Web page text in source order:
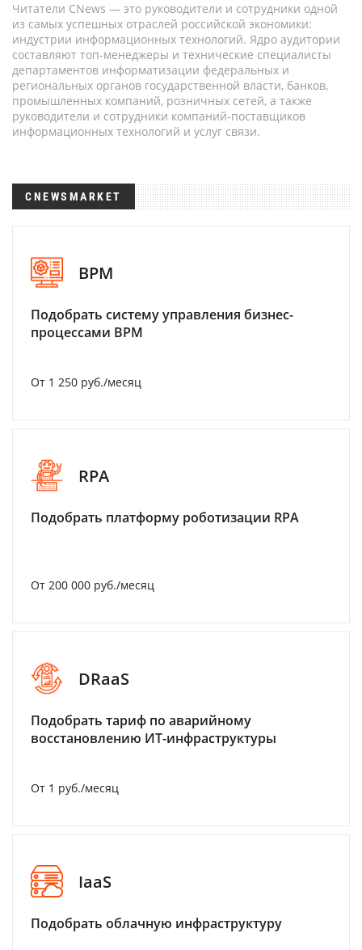
Читатели CNews — это руководители и сотрудники одной
из самых успешных отраслей российской экономики:
индустрии информационных технологий. Ядро аудитории
составляют топ-менеджеры и технические специалисты
департаментов информатизации федеральных и
региональных органов государственной власти, банков,
промышленных компаний, розничных сетей, а также
руководители и сотрудники компаний-поставщиков
информационных технологий и услуг связи.
CNEWSMARKET
BPM
Подобрать систему управления бизнес-
процессами BPM
От 1 250 руб./месяц
RPA
Подобрать платформу роботизации RPA
От 200 000 руб./месяц
DRaaS
Подобрать тариф по аварийному
восстановлению ИТ-инфраструктуры
От 1 руб./месяц
IaaS
Подобрать облачную инфраструктуру